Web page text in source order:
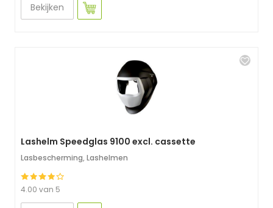
Bekijken
Lashelm Speedglas 9100 excl. cassette
Lasbescherming, Lashelmen
4.00 van 5